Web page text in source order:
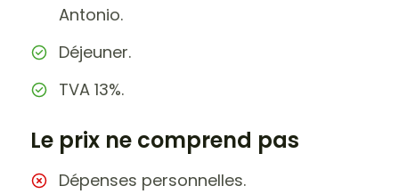
Antonio.
Déjeuner.
TVA 13%.
Le prix ne comprend pas
Dépenses personnelles.